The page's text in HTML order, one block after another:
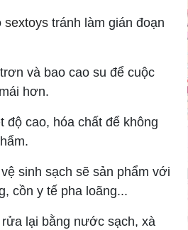
sextoys tránh làm gián đoạn
và bao cao su để cuộc
hơn.
độ cao, hóa chất để không
sinh sạch sẽ sản phẩm với
cồn y tế pha loãng...
lại bằng nước sạch, xà